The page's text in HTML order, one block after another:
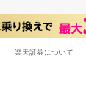
楽天証券について